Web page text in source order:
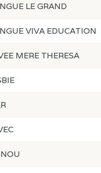
LE GRAND
VIVA EDUCATION
MERE THERESA